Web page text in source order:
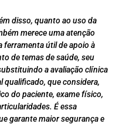
disso, quanto ao uso da
merece uma atenção
ferramenta útil de apoio à
de temas de saúde, seu
a avaliação clínica
qualificado, que considera,
do paciente, exame físico,
É essa
garante maior segurança e